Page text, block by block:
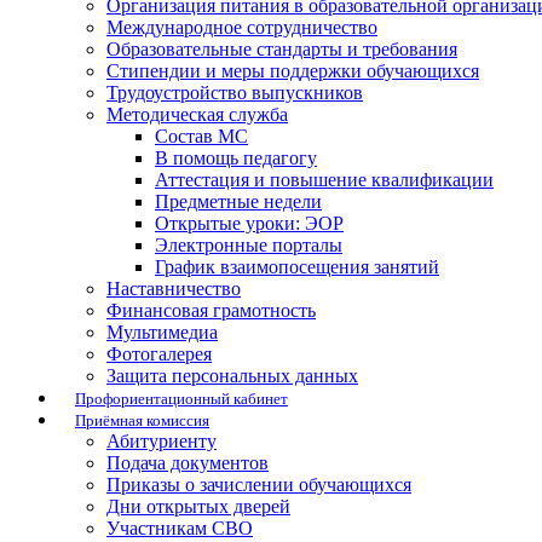
Организация питания в образовательной
Международное сотрудничество
Образовательные стандарты и требования
Стипендии и меры поддержки обучающихся
Трудоустройство выпускников
Методическая служба
Состав МС
В помощь педагогу
Аттестация и повышение квалификации
Предметные недели
Открытые уроки: ЭОР
Электронные порталы
График взаимопосещения занятий
Наставничество
Финансовая грамотность
Мультимедиа
Фотогалерея
Защита персональных данных
Профориентационный кабинет
Приёмная комиссия
Абитуриенту
Подача документов
Приказы о зачислении обучающихся
Дни открытых дверей
Участникам СВО